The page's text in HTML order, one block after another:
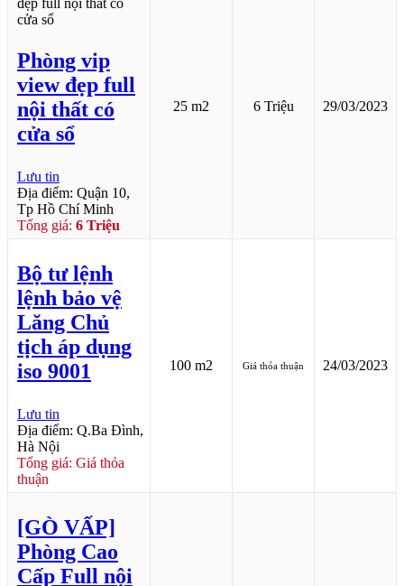
Phòng vip
view đẹp full
nội thất có
cửa sổ
Lưu tin
Địa điểm: Quận 10,
Tp Hồ Chí Minh
Tổng giá: 6 Triệu
25 m2 6 Triệu 29/03/2023
Bộ tư lệnh
lệnh bảo vệ
Lăng Chủ
tịch áp dụng
iso 9001
Lưu tin
Địa điểm: Q.Ba Đình,
Hà Nội
Tổng giá: Giá thỏa
thuận
100 m2 Giá thỏa thuận 24/03/2023
[GÒ VẤP]
Phòng Cao
Cấp Full nội